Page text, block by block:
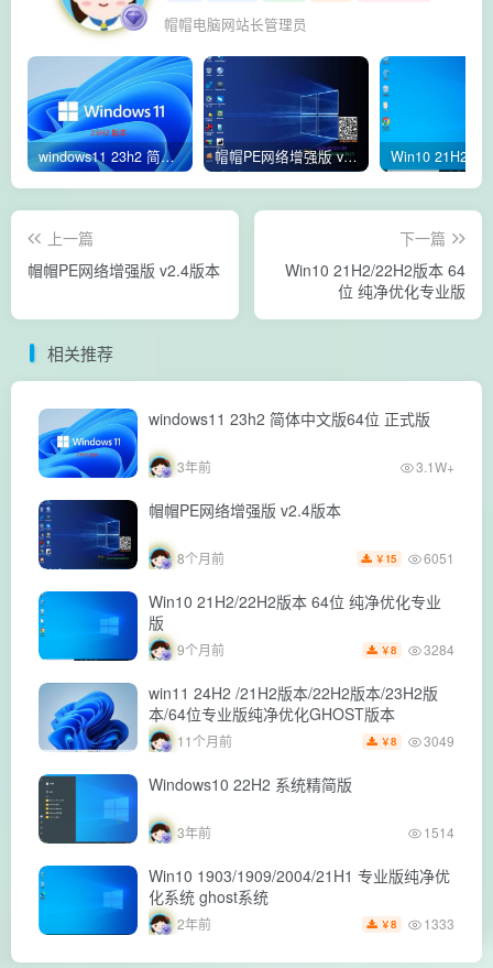
帽帽电脑网站长管理员
windows11 23h2 简体中文版64位 正式版 帽帽PE网络增强版 v2.4版本
上一篇
帽帽PE网络增强版 v2.4版本
下一篇
Win10 21H2/22H2版本 64
位 纯净优化专业版
相关推荐
windows11 23h2 简体中文版64位 正式版
3年前 3.1W+
帽帽PE网络增强版 v2.4版本
8个月前 ￥ 15 6051
Win10 21H2/22H2版本 64位 纯净优化专业
版
9个月前 ￥8 3284
win11 24H2 /21H2版本/22H2版本/23H2版
本/64位专业版纯净优化GHOST版本
11个月前 ￥8 3049
Windows10 22H2 系统精简版
3年前 1514
Win10 1903/1909/2004/21H1 专业版纯净优
化系统 ghost系统
2年前 ￥8 1333